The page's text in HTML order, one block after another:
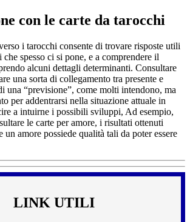
con le carte da tarocchi
i tarocchi consente di trovare risposte utili
spesso ci si pone, e a comprendere il
alcuni dettagli determinanti. Consultare
una sorta di collegamento tra presente e
una “previsione”, come molti intendono, ma
per addentrarsi nella situazione attuale in
a intuirne i possibili sviluppi, Ad esempio,
le carte per amore, i risultati ottenuti
un amore possiede qualità tali da poter essere
LINK UTILI